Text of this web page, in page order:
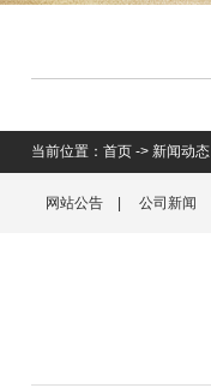
当前位置： 首页 -> 新闻动态
网站公告 公司新闻